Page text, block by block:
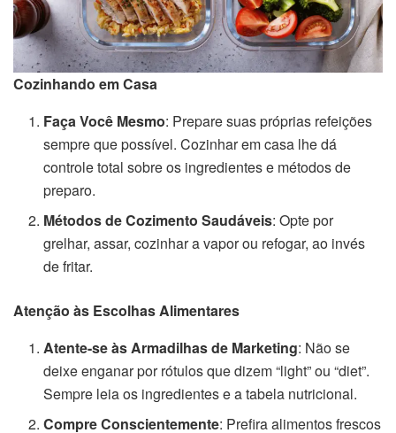
Cozinhando em Casa
Faça Você Mesmo: Prepare suas próprias refeições
sempre que possível. Cozinhar em casa lhe dá
controle total sobre os ingredientes e métodos de
preparo.
Métodos de Cozimento Saudáveis: Opte por
grelhar, assar, cozinhar a vapor ou refogar, ao invés
de fritar.
Atenção às Escolhas Alimentares
Atente-se às Armadilhas de Marketing: Não se
deixe enganar por rótulos que dizem “light” ou “diet”.
Sempre leia os ingredientes e a tabela nutricional.
Compre Conscientemente: Prefira alimentos frescos